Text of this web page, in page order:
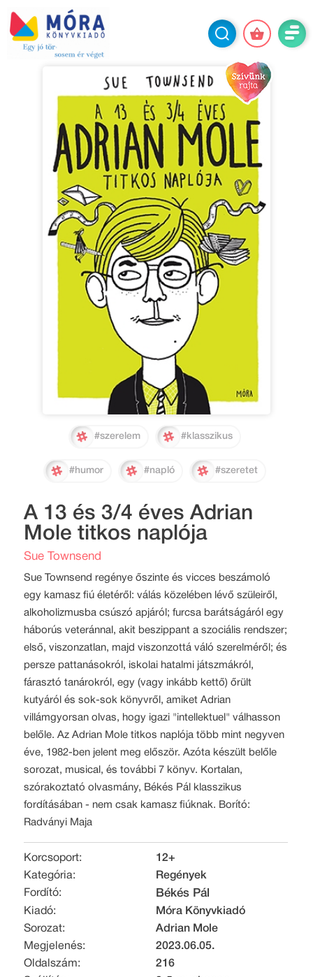
#szerelem #klasszikus
#humor #napló #szeretet
A 13 és 3/4 éves Adrian
Mole titkos naplója
Sue Townsend
Sue Townsend regénye őszinte és vicces beszámoló
egy kamasz fiú életéről: válás közelében lévő szüleiről,
alkoholizmusba csúszó apjáról; furcsa barátságáról egy
háborús veteránnal, akit beszippant a szociális rendszer;
első, viszonzatlan, majd viszonzottá váló szerelméről; és
persze pattanásokról, iskolai hatalmi játszmákról,
fárasztó tanárokról, egy (vagy inkább kettő) őrült
kutyáról és sok-sok könyvről, amiket Adrian
villámgyorsan olvas, hogy igazi "intellektuel" válhasson
belőle. Az Adrian Mole titkos naplója több mint negyven
éve, 1982-ben jelent meg először. Azóta készült belőle
sorozat, musical, és további 7 könyv. Kortalan,
szórakoztató olvasmány, Békés Pál klasszikus
fordításában - nem csak kamasz fiúknak. Borító:
Radványi Maja
Korcsoport:
12+
Kategória:
Regények
Fordító:
Békés Pál
Kiadó:
Móra Könyvkiadó
Sorozat:
Adrian Mole
Megjelenés:
2023.06.05.
Oldalszám:
216